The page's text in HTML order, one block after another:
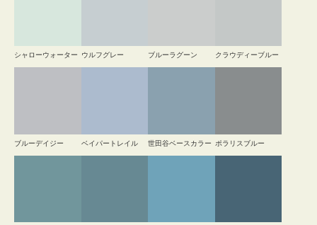
シャローウォーター ウルフグレー ブルーラグーン クラウディーブルー
ブルーデイジー ベイパートレイル 世田谷ベースカラー ポラリスブルー